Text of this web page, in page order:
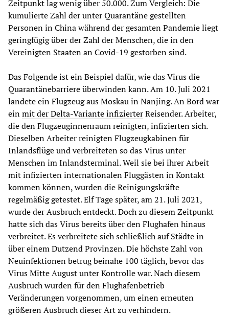
Zeitpunkt lag wenig über 50.000. Zum Vergleich: Die
kumulierte Zahl der unter Quarantäne gestellten
Personen in China während der gesamten Pandemie liegt
geringfügig über der Zahl der Menschen, die in den
Vereinigten Staaten an Covid-19 gestorben sind.
Das Folgende ist ein Beispiel dafür, wie das Virus die
Quarantänebarriere überwinden kann. Am 10. Juli 2021
landete ein Flugzeug aus Moskau in Nanjing. An Bord war
einmit der Delta-Variante infizierterReisender. Arbeiter,
die den Flugzeuginnenraum reinigten, infizierten sich.
Dieselben Arbeiter reinigten Flugzeugkabinen für
Inlandsflüge und verbreiteten so das Virus unter
Menschen im Inlandsterminal. Weil sie bei ihrer Arbeit
mit infizierten internationalen Fluggästen in Kontakt
kommen können, wurden die Reinigungskräfte
regelmäßig getestet. Elf Tage später, am 21. Juli 2021,
wurde der Ausbruch entdeckt. Doch zu diesem Zeitpunkt
hatte sich das Virus bereits über den Flughafen hinaus
verbreitet. Es verbreitete sich schließlich auf Städte in
über einem Dutzend Provinzen. Die höchste Zahl von
Neuinfektionen betrug beinahe 100 täglich, bevor das
Virus Mitte August unter Kontrolle war. Nach diesem
Ausbruch wurden für den Flughafenbetrieb
Veränderungen vorgenommen, um einen erneuten
größeren Ausbruch dieser Art zu verhindern.